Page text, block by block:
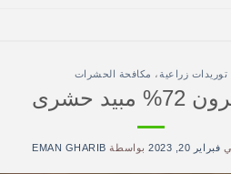
توريدات زراعية، مكافحة الحشرات
مبيد حشرى
فبراير 20, 2023 بواسطة EMAN GHARIB